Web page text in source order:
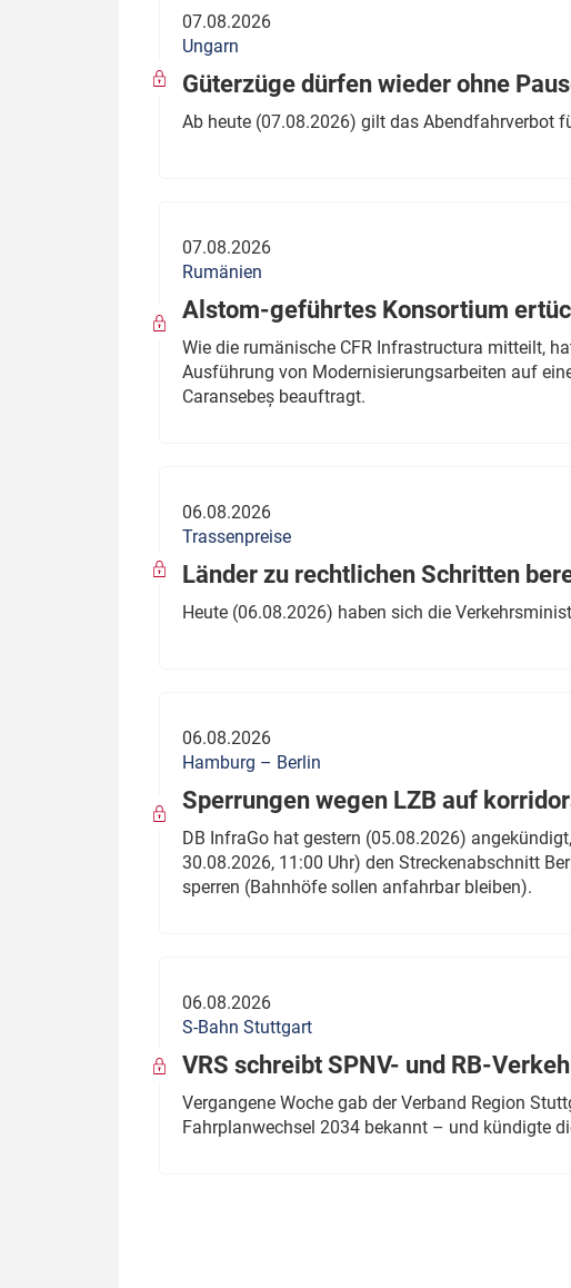
07.08.2026
Ungarn
Güterzüge dürfen wieder ohne
Ab heute (07.08.2026) gilt das Abendfahrverbot
07.08.2026
Rumänien
Alstom-geführtes Konsortium
Wie die rumänische CFR Infrastructura mitteilt,
Ausführung von Modernisierungsarbeiten auf
Caransebeș beauftragt.
06.08.2026
Trassenpreise
Länder zu rechtlichen Schritten
Heute (06.08.2026) haben sich die
06.08.2026
Hamburg – Berlin
Sperrungen wegen LZB auf
DB InfraGo hat gestern (05.08.2026)
30.08.2026, 11:00 Uhr) den Streckenabschnitt
sperren (Bahnhöfe sollen anfahrbar bleiben).
06.08.2026
S-Bahn Stuttgart
VRS schreibt SPNV- und RB-
Vergangene Woche gab der Verband Region
Fahrplanwechsel 2034 bekannt – und kündigte